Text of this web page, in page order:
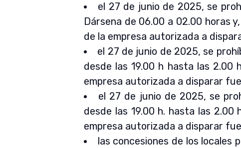
el 27 de junio de 2025, se
Dársena de 06.00 a 02.00 horas
de la empresa autorizada a
el 27 de junio de 2025, se
desde las 19.00 h hasta las 2.00
empresa autorizada a disparar
el 27 de junio de 2025, se
desde las 19.00 h. hasta las 2.00
empresa autorizada a disparar
las concesiones de los locales